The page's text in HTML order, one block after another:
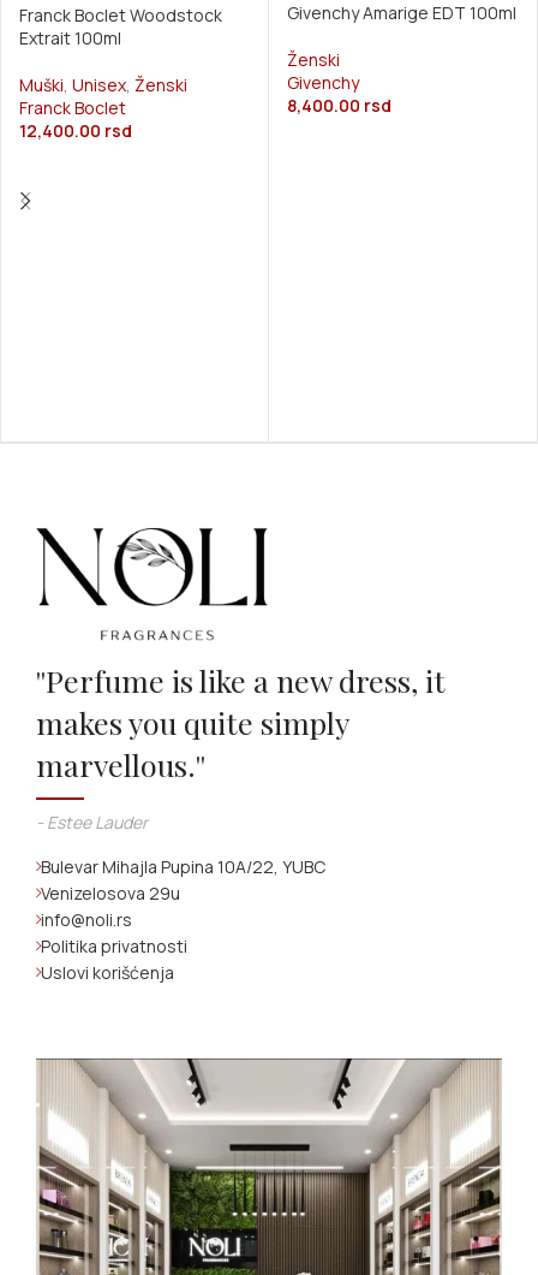
Franck Boclet Woodstock
Extrait 100ml
Muški, Unisex, Ženski
Franck Boclet
12,400.00 rsd
Givenchy Amarige EDT 100ml
Ženski
Givenchy
8,400.00 rsd
''Perfume is like a new dress, it
makes you quite simply
marvellous.''
- Estee Lauder
Bulevar Mihajla Pupina 10A/22, YUBC
Venizelosova 29u
info@noli.rs
Politika privatnosti
Uslovi korišćenja